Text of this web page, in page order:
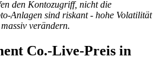
den Kontozugriff, nicht die
Anlagen sind riskant - hohe Volatilität
verändern.
Co.-Live-Preis in